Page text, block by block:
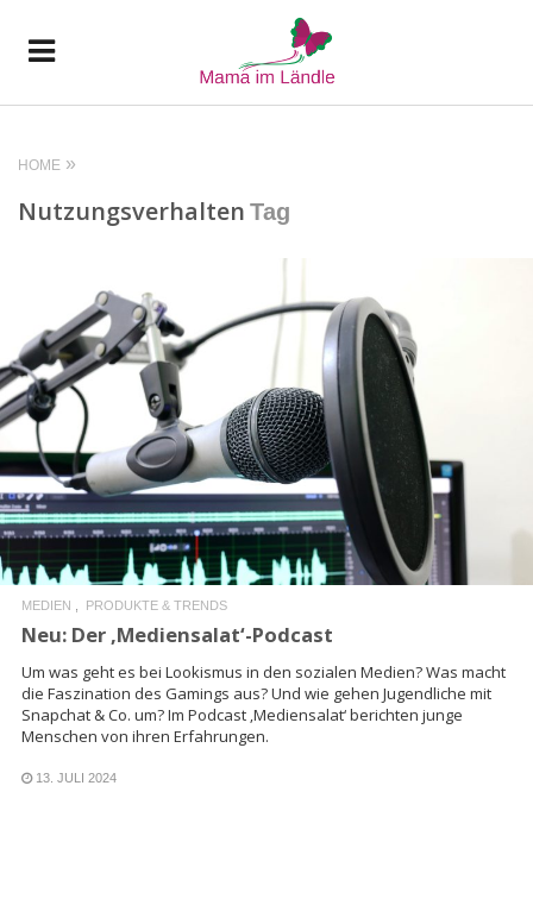
HOME
Nutzungsverhalten Tag
READ MORE
MEDIEN PRODUKTE & TRENDS
Neu: Der ‚Mediensalat‘-Podcast
Um was geht es bei Lookismus in den sozialen Medien? Was macht
die Faszination des Gamings aus? Und wie gehen Jugendliche mit
Snapchat & Co. um? Im Podcast ‚Mediensalat‘ berichten junge
Menschen von ihren Erfahrungen.
13. JULI 2024